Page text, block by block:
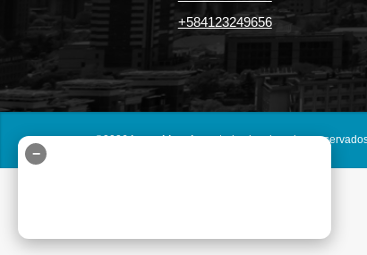
+584123249656
©2026inmuebles.riv.ve, todos los derechos
−